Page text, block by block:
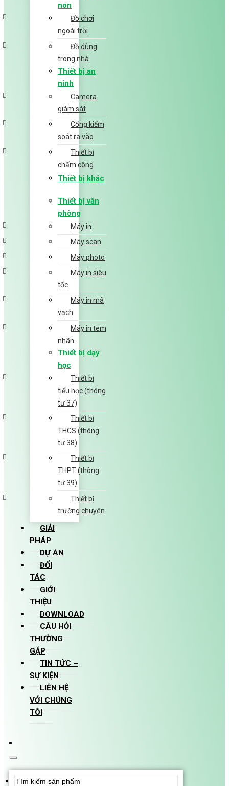
non
Đồ chơi
ngoài trời
Đồ dùng
trong nhà
Thiết bị an
ninh
Camera
giám sát
Cổng kiểm
soát ra vào
Thiết bị
chấm công
Thiết bị khác
Thiết bị văn
phòng
Máy in
Máy scan
Máy photo
Máy in siêu
tốc
Máy in mã
vạch
Máy in tem
nhãn
Thiết bị dạy
học
Thiết bị
tiểu học (thông
tư 37)
Thiết bị
THCS (thông
tư 38)
Thiết bị
THPT (thông
tư 39)
Thiết bị
trường chuyên
GIẢI
PHÁP
DỰ ÁN
ĐỐI
TÁC
GIỚI
THIỆU
DOWNLOAD
CÂU HỎI
THƯỜNG
GẶP
TIN TỨC –
SỰ KIỆN
LIÊN HỆ
VỚI CHÚNG
TÔI
Search